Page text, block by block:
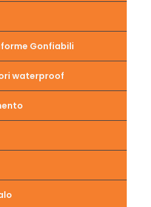
Gonfiabili
waterproof